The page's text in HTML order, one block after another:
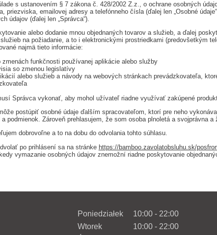
s ustanovením § 7 zákona č. 428/2002 Z.z., o ochrane osobných
priezviska, emailovej adresy a telefónneho čísla (ďalej len „Osobné
údajov (ďalej len „Správca“).
alebo dodanie mnou objednaných tovarov a služieb, a ďalej
na požiadanie, a to i elektronickými prostriedkami (predovšetkým
najmä tieto informácie:
funkčnosti používanej aplikácie alebo služby
so zmenou legislatívy
alebo služieb a návody na webových stránkach prevádzkovateľa,
Správca vykonať, aby mohol užívateľ riadne využívať zakúpené
postúpiť osobné údaje ďalším spracovateľom, ktorí pre neho
podmienok. Zároveň prehlasujem, že som osoba plnoletá a svojprávna a
dobrovoľne a to na dobu do odvolania tohto súhlasu.
po prihlásení sa na stránke https://bamboo.zavolatobsluhu.sk/
vymazanie osobných údajov znemožní riadne poskytovanie
Poniedziałek
10:00 - 22:00
Wtorek
10:00 - 22:00